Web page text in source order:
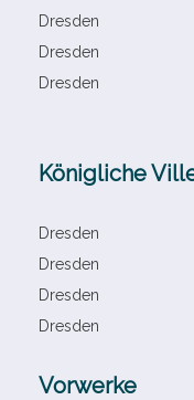
Dresden
Dresden
Dresden
Königliche
Dresden
Dresden
Dresden
Dresden
Vorwerke